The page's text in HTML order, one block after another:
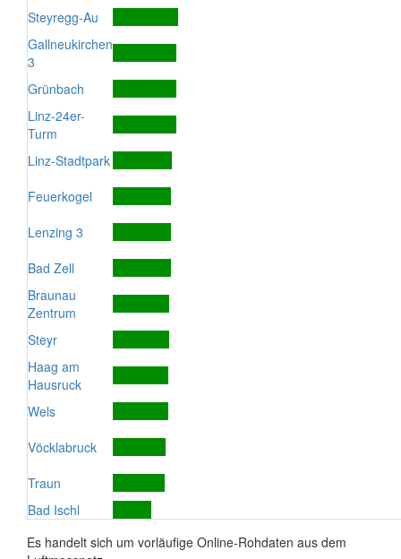
Steyregg-Au
Gallneukirchen
3
Grünbach
Linz-24er-
Turm
Linz-Stadtpark
Feuerkogel
Lenzing 3
Bad Zell
Braunau
Zentrum
Steyr
Haag am
Hausruck
Wels
Vöcklabruck
Traun
Bad Ischl
Es handelt sich um vorläufige Online-Rohdaten aus dem